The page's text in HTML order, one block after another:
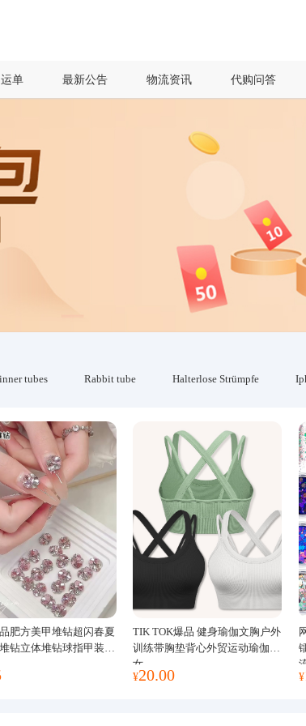
单 最新公告 物流资讯 代购问答
tubes Rabbit tube Halterlose Strümpfe
肥方美甲堆钻超闪春夏
钻立体堆钻球指甲装饰
TIK TOK爆品 健身瑜伽文胸户外
训练带胸垫背心外贸运动瑜伽服
女
¥20.00 ¥